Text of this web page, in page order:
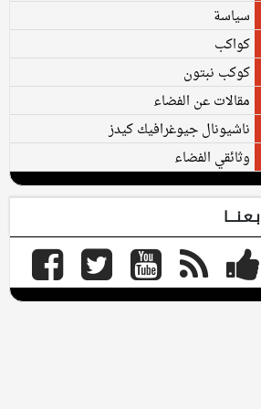
سياسة
كواكب
كوكب نبتون
مقالات عن الفضاء
ناشيونال جيوغرافيك كيدز
وثائقي الفضاء